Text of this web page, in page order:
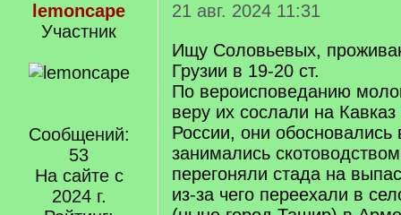
lemoncape
Участник
Сообщений:
53
На сайте с
2024 г.
21 авг. 2024 11:31
Ищу Соловьевых,
Грузии в 19-20 ст.
По вероисповеданию
веру их сослали на Кавказ
России, они обосновались
занимались
перегоняли стада на
из-за чего переехали в